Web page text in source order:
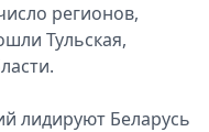
регионов,
Тульская,
лидируют Беларусь